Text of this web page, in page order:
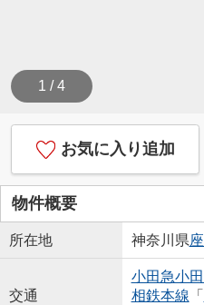
1 / 4
お気に入り追加
物件概要
所在地 神奈川県
交通
小田急小
相鉄本線 「